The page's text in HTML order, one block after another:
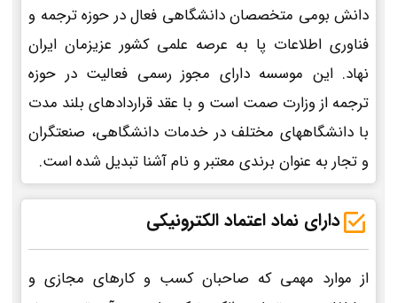
دانش بومی متخصصان دانشگاهی فعال در حوزه ترجمه و
فناوری اطلاعات پا به عرصه علمی کشور عزیزمان ایران
نهاد. این موسسه دارای مجوز رسمی فعالیت در حوزه
ترجمه از وزارت صمت است و با عقد قراردادهای بلند مدت
با دانشگاههای مختلف در خدمات دانشگاهی، صنعتگران
و تجار به عنوان برندی معتبر و نام آشنا تبدیل شده است.
دارای نماد اعتماد الکترونیکی
از موارد مهمی که صاحبان کسب و کارهای مجازی و